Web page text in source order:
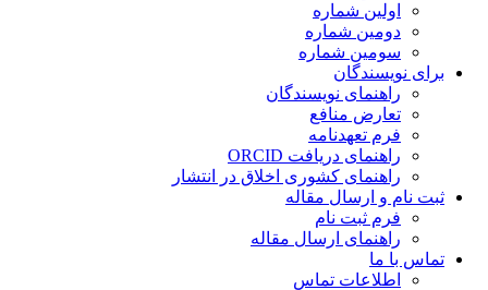
اولین شماره
دومین شماره
سومین شماره
برای نویسندگان
راهنمای نویسندگان
تعارض منافع
فرم تعهدنامه
راهنمای دریافت ORCID
راهنمای کشوری اخلاق در انتشار
ثبت نام و ارسال مقاله
فرم ثبت نام
راهنمای ارسال مقاله
تماس با ما
اطلاعات تماس